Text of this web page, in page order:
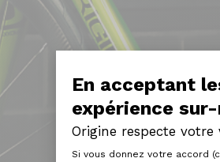
En acceptant
expérience
Origine respecte votre
Plateforme de
Si vous donnez votre accord